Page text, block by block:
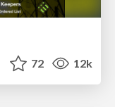
72 12k